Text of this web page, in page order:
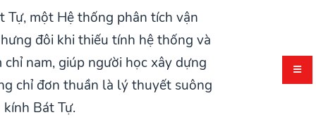
Tự, một Hệ thống phân tích vận
đôi khi thiếu tính hệ thống và
nam, giúp người học xây dựng
chỉ đơn thuần là lý thuyết suông
Bát Tự.